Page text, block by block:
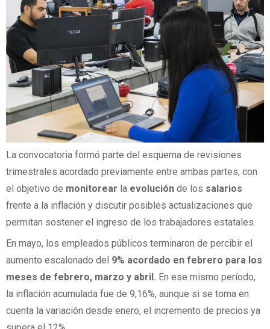
La convocatoria formó parte del esquema de revisiones
trimestrales acordado previamente entre ambas partes, con
el objetivo de monitorear la evolución de los salarios
frente a la inflación y discutir posibles actualizaciones que
permitan sostener el ingreso de los trabajadores estatales.
En mayo, los empleados públicos terminaron de percibir el
aumento escalonado del 9% acordado en febrero para los
meses de febrero, marzo y abril. En ese mismo período,
la inflación acumulada fue de 9,16%, aunque si se toma en
cuenta la variación desde enero, el incremento de precios ya